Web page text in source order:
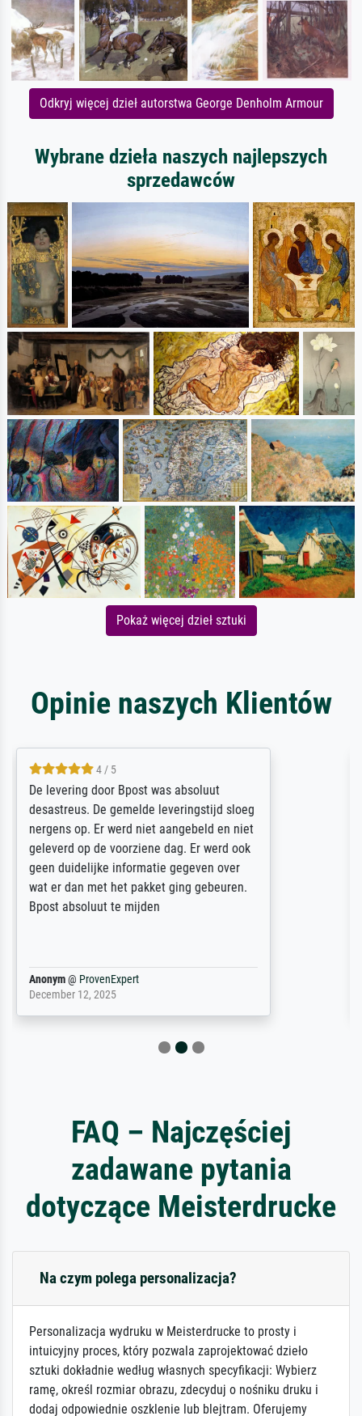
Odkryj więcej dzieł autorstwa George Denholm Armour
Wybrane dzieła naszych najlepszych
sprzedawców
Pokaż więcej dzieł sztuki
Opinie naszych Klientów
Sehr gute Qualität des Leinwanddrucks und
des Rahmens! Unser Bild wurde sehr
sorgfältig und sicher verpackt, so dass es
unbeschadet bei uns ankam. Es wird nicht
unser letzter Meisterdruck sein. Vielen
Dank!
Reinhold,@ProvenExpert
April 22, 2026
FAQ – Najczęściej
zadawane pytania
dotyczące Meisterdrucke
Na czym polega personalizacja?
Personalizacja wydruku w Meisterdrucke to prosty i
intuicyjny proces, który pozwala zaprojektować dzieło
sztuki dokładnie według własnych specyfikacji: Wybierz
ramę, określ rozmiar obrazu, zdecyduj o nośniku druku i
dodaj odpowiednie oszklenie lub blejtram. Oferujemy